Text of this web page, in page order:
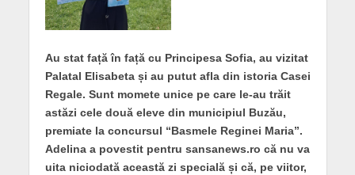
Au stat față în față cu Principesa Sofia, au vizitat
Palatal Elisabeta și au putut afla din istoria Casei
Regale. Sunt momete unice pe care le-au trăit
astăzi cele două eleve din municipiul Buzău,
premiate la concursul “Basmele Reginei Maria”.
Adelina a povestit pentru sansanews.ro că nu va
uita niciodată această zi specială și că, pe viitor,